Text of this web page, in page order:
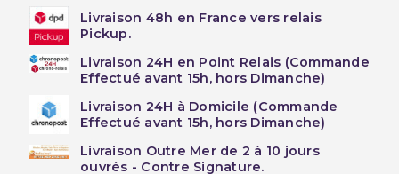
Livraison 48h en France vers relais
Pickup.
Livraison 24H en Point Relais (Commande
Effectué avant 15h, hors Dimanche)
Livraison 24H à Domicile (Commande
Effectué avant 15h, hors Dimanche)
Livraison Outre Mer de 2 à 10 jours
ouvrés - Contre Signature.